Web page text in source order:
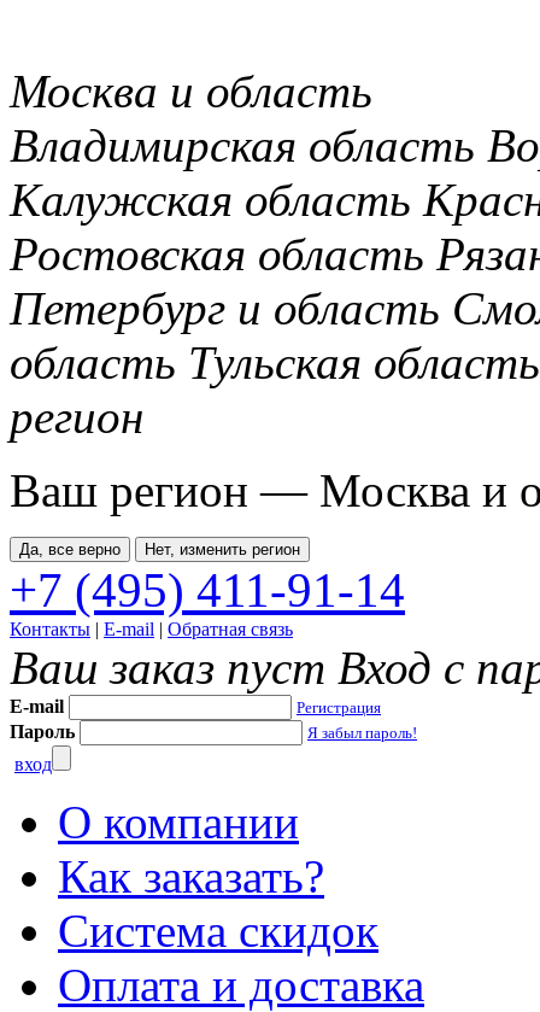
Москва и область
Владимирская область
Калужская область
Ростовская область
Петербург и область
область Тульская область
регион
Ваш регион — Москва и
Да, все верно Нет, изменить регион
+7 (495) 411-91-14
Контакты | E-mail | Обратная связь
Ваш заказ пуст Вход с
E-mail Регистрация
Пароль Я забыл пароль!
вход
О компании
Как заказать?
Система скидок
Оплата и доставка